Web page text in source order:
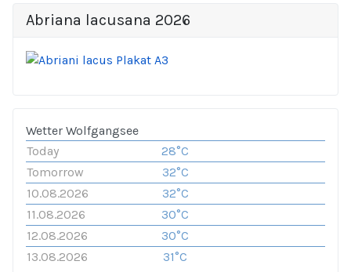
Abriana lacusana 2026
Wetter Wolfgangsee
Today
28°C
Tomorrow
32°C
10.08.2026
32°C
11.08.2026
30°C
12.08.2026
30°C
13.08.2026
31°C